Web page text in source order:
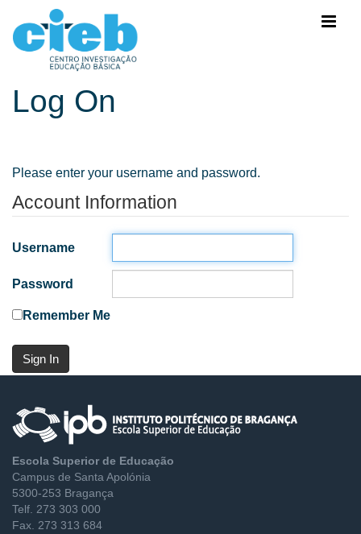
Log On
Please enter your username and password.
Account Information
Username
Password
Remember Me
Sign In
Escola Superior de Educação
Campus de Santa Apolónia
5300-253 Bragança
Telf. 273 303 000
Fax. 273 313 684